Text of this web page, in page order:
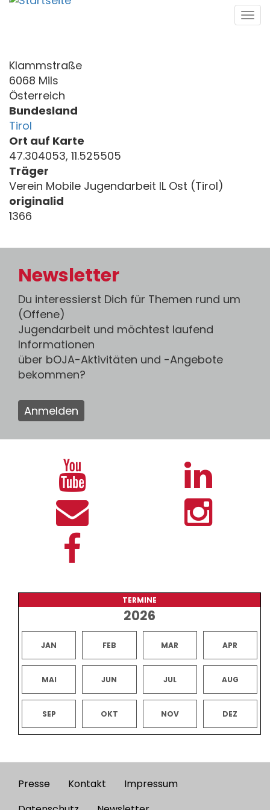
Direkt
Klammstraße
6068 Mils
Österreich
Bundesland
Tirol
Ort auf Karte
47.304053, 11.525505
Träger
Verein Mobile Jugendarbeit IL Ost (Tirol)
originalid
1366
Newsletter
Du interessierst Dich für Themen rund um
(Offene)
Jugendarbeit und möchtest laufend
Informationen
über bOJA-Aktivitäten und -Angebote
bekommen?
Anmelden
TERMINE
2026
JAN FEB MAR APR
MAI JUN JUL AUG
SEP OKT NOV DEZ
Footer
Presse Kontakt
Impressum